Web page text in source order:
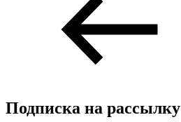
Подписка на рассылку